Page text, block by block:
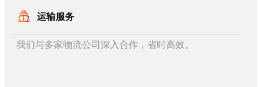
运输服务
我们与多家物流公司深入合作，省时高效。